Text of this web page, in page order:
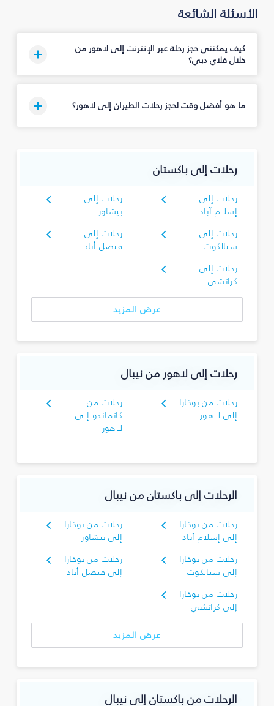
الأسئلة الشائعة
كيف يمكنني حجز رحلة عبر الإنترنت إلى لاهور من
خلال فلاي دبي؟
ما هو أفضل وقت لحجز رحلات الطيران إلى لاهور؟
رحلات إلى باكستان
رحلات إلى
إسلام آباد
رحلات إلى
بيشاور
رحلات إلى
سيالكوت
رحلات إلى
فيصل أباد
رحلات إلى
كراتشي
عرض المزيد
رحلات إلى لاهور من نيبال
رحلات من بوخارا
إلى لاهور
رحلات من
كاتماندو إلى
لاهور
الرحلات إلى باكستان من نيبال
رحلات من بوخارا
إلى إسلام آباد
رحلات من بوخارا
إلى بيشاور
رحلات من بوخارا
إلى سيالكوت
رحلات من بوخارا
إلى فيصل أباد
رحلات من بوخارا
إلى كراتشي
عرض المزيد
الرحلات من باكستان إلى نيبال